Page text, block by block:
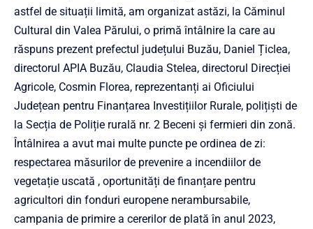
astfel de situații limită, am organizat astăzi, la Căminul
Cultural din Valea Părului, o primă întâlnire la care au
răspuns prezent prefectul județului Buzău, Daniel Țiclea,
directorul APIA Buzău, Claudia Stelea, directorul Direcției
Agricole, Cosmin Florea, reprezentanți ai Oficiului
Județean pentru Finanțarea Investițiilor Rurale, polițiști de
la Secția de Poliție rurală nr. 2 Beceni și fermieri din zonă.
Întâlnirea a avut mai multe puncte pe ordinea de zi:
respectarea măsurilor de prevenire a incendiilor de
vegetație uscată , oportunități de finanțare pentru
agricultori din fonduri europene nerambursabile,
campania de primire a cererilor de plată în anul 2023,